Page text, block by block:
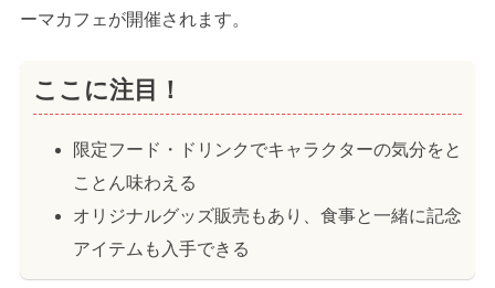
ーマカフェが開催されます。
ここに注目！
限定フード・ドリンクでキャラクターの気分をと
ことん味わえる
オリジナルグッズ販売もあり、食事と一緒に記念
アイテムも入手できる